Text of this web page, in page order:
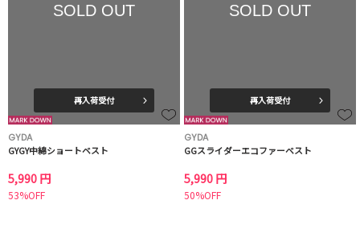
SOLD OUT
再入荷受付
GYDA
GYGY中綿ショートベスト
5,990 円
53%OFF
SOLD OUT
再入荷受付
GYDA
GGスライダーエコファーベスト
5,990 円
50%OFF